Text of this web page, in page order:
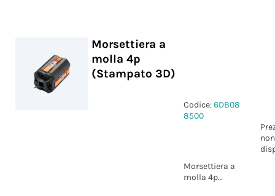
Morsettiera a
molla 4p
(Stampato 3D)
Codice:6DB08
8500
non
Morsettiera a
molla 4p